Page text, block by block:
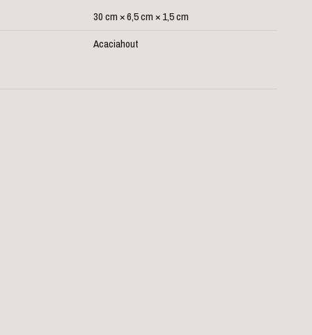
30 cm × 6,5 cm × 1,5 cm
Acaciahout